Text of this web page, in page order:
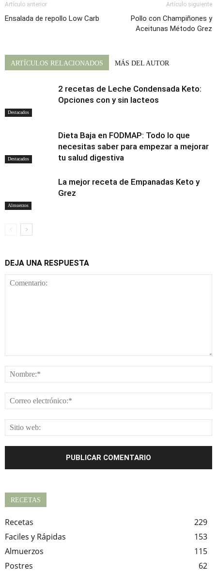
Artículo anterior
Ensalada de repollo Low Carb
Artículo siguiente
Pollo con Champiñones y
Aceitunas Método Grez
ARTÍCULOS RELACIONADOS MÁS DEL AUTOR
Destacados
2 recetas de Leche Condensada Keto:
Opciones con y sin lacteos
Destacados
Dieta Baja en FODMAP: Todo lo que
necesitas saber para empezar a mejorar
tu salud digestiva
Almuerzos
La mejor receta de Empanadas Keto y
Grez
DEJA UNA RESPUESTA
RECETAS
Recetas
229
Faciles y Rápidas
153
Almuerzos
115
Postres
62